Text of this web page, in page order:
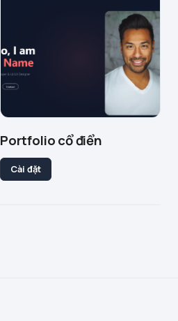
Portfolio cổ điển
Cài đặt